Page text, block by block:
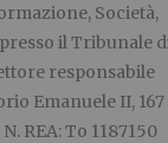
Società,
il Tribunale
responsabile
Emanuele II,
REA: To 1187150